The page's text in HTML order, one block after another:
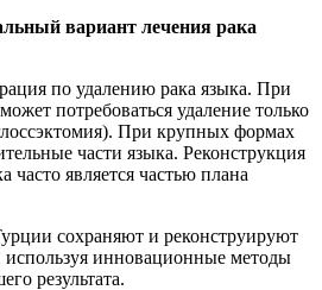
вариант лечения рака
по удалению рака языка. При
потребоваться удаление только
При крупных формах
части языка. Реконструкция
часто является частью плана
сохраняют и реконструируют
используя инновационные методы
результата.